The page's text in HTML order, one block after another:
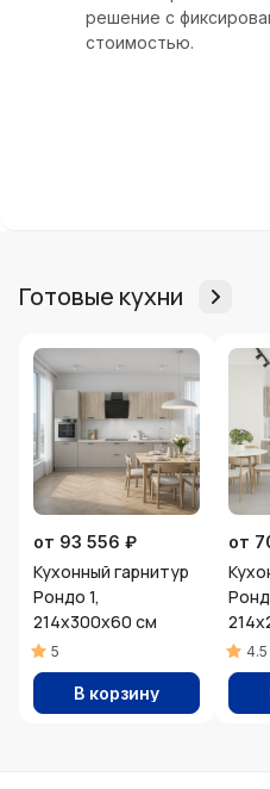
решение с
стоимостью.
Готовые кухни
от 93 556 ₽
Кухонный гарнитур
Рондо 1,
214х300х60 см
5
В корзину
от
4.5